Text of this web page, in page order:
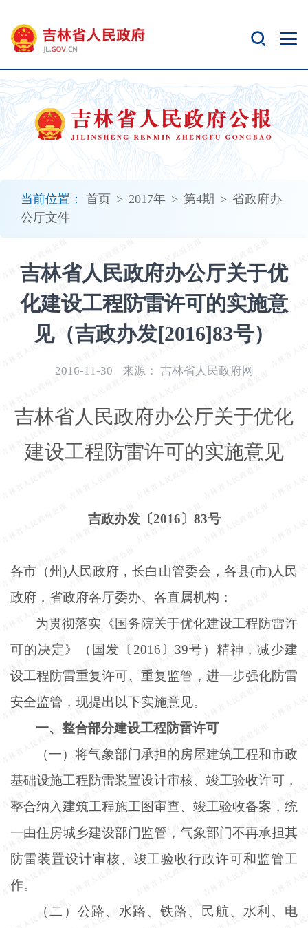
当前位置： 首页 > 2017年 > 第4期 > 省政府办
公厅文件
吉林省人民政府办公厅关于优
化建设工程防雷许可的实施意
见（吉政办发[2016]83号）
2016-11-30 来源： 吉林省人民政府网
吉林省人民政府办公厅关于优化
建设工程防雷许可的实施意见
吉政办发〔2016〕83号
各市（州)人民政府，长白山管委会，各县(市)人民
政府，省政府各厅委办、各直属机构：
为贯彻落实《国务院关于优化建设工程防雷许
可的决定》（国发〔2016〕39号）精神，减少建
设工程防雷重复许可、重复监管，进一步强化防雷
安全监管，现提出以下实施意见。
一、整合部分建设工程防雷许可
（一）将气象部门承担的房屋建筑工程和市政
基础设施工程防雷装置设计审核、竣工验收许可，
整合纳入建筑工程施工图审查、竣工验收备案，统
一由住房城乡建设部门监管，气象部门不再承担其
防雷装置设计审核、竣工验收行政许可和监管工
作。
（二）公路、水路、铁路、民航、水利、电
开
无
障
碍
说
明
加